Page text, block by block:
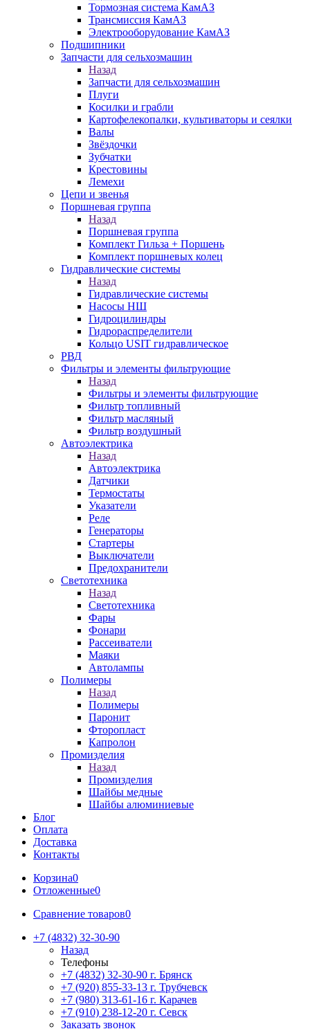
Тормозная система КамАЗ
Трансмиссия КамАЗ
Электрооборудование КамАЗ
Подшипники
Запчасти для сельхозмашин
Назад
Запчасти для сельхозмашин
Плуги
Косилки и грабли
Картофелекопалки, культиваторы и сеялки
Валы
Звёздочки
Зубчатки
Крестовины
Лемехи
Цепи и звенья
Поршневая группа
Назад
Поршневая группа
Комплект Гильза + Поршень
Комплект поршневых колец
Гидравлические системы
Назад
Гидравлические системы
Насосы НШ
Гидроцилиндры
Гидрораспределители
Кольцо USIT гидравлическое
РВД
Фильтры и элементы фильтрующие
Назад
Фильтры и элементы фильтрующие
Фильтр топливный
Фильтр масляный
Фильтр воздушный
Автоэлектрика
Назад
Автоэлектрика
Датчики
Термостаты
Указатели
Реле
Генераторы
Стартеры
Выключатели
Предохранители
Светотехника
Назад
Светотехника
Фары
Фонари
Рассеиватели
Маяки
Автолампы
Полимеры
Назад
Полимеры
Паронит
Фторопласт
Капролон
Промизделия
Назад
Промизделия
Шайбы медные
Шайбы алюминиевые
Блог
Оплата
Доставка
Контакты
Корзина0
Отложенные0
Сравнение товаров0
+7 (4832) 32-30-90
Назад
Телефоны
+7 (4832) 32-30-90 г. Брянск
+7 (920) 855-33-13 г. Трубчевск
+7 (980) 313-61-16 г. Карачев
+7 (910) 238-12-20 г. Севск
Заказать звонок